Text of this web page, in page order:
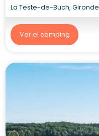
La Teste-de-Buch, Gironde
Ver el camping